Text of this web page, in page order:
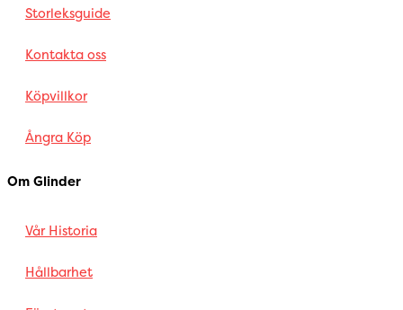
Storleksguide
Kontakta oss
Köpvillkor
Ångra Köp
Om Glinder
Vår Historia
Hållbarhet